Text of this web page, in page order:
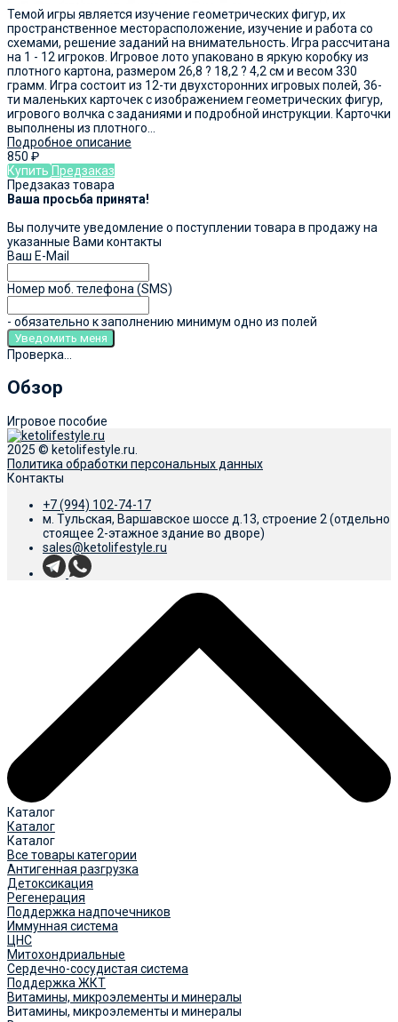
Темой игры является изучение геометрических фигур, их
пространственное месторасположение, изучение и работа со
схемами, решение заданий на внимательность. Игра рассчитана
на 1 - 12 игроков. Игровое лото упаковано в яркую коробку из
плотного картона, размером 26,8 ? 18,2 ? 4,2 см и весом 330
грамм. Игра состоит из 12-ти двухсторонних игровых полей, 36-
ти маленьких карточек с изображением геометрических фигур,
игрового волчка с заданиями и подробной инструкции. Карточки
выполнены из плотного...
Подробное описание
850 ₽
КупитьПредзаказ
Предзаказ товара
Ваша просьба принята!
Вы получите уведомление о поступлении товара в продажу на
указанные Вами контакты
Ваш E-Mail
Номер моб. телефона (SMS)
- обязательно к заполнению минимум одно из полей
Проверка...
Обзор
Игровое пособие
2025 © ketolifestyle.ru.
Политика обработки персональных данных
Контакты
+7 (994) 102-74-17
м. Тульская, Варшавское шоссе д.13, строение 2 (отдельно
стоящее 2-этажное здание во дворе)
sales@ketolifestyle.ru
Каталог
Каталог
Каталог
Все товары категории
Антигенная разгрузка
Детоксикация
Регенерация
Поддержка надпочечников
Иммунная система
ЦНС
Митохондриальные
Сердечно-сосудистая система
Поддержка ЖКТ
Витамины, микроэлементы и минералы
Витамины, микроэлементы и минералы